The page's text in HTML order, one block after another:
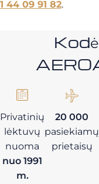
1 44 09 91 82.
Privatinių
lėktuvų
nuoma
nuo 1991
m.
20 000
pasiekiamų
prietaisų